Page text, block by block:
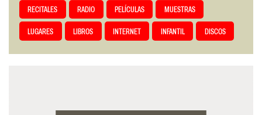
RECITALES RADIO PELÍCULAS MUESTRAS
LUGARES LIBROS INTERNET INFANTIL DISCOS